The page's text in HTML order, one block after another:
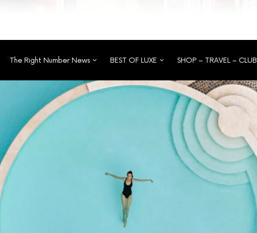
The Right Number News BEST OF LUXE SHOP – TRAVEL – CLUB